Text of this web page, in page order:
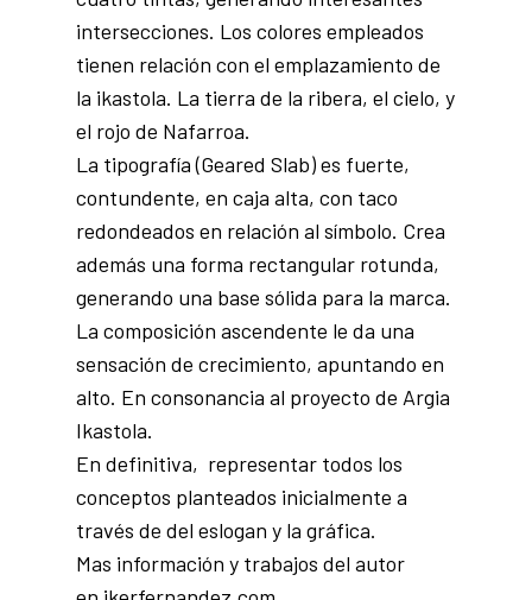
intersecciones. Los colores empleados
tienen relación con el emplazamiento de
la ikastola. La tierra de la ribera, el cielo, y
el rojo de Nafarroa.
La tipografía (Geared Slab) es fuerte,
contundente, en caja alta, con taco
redondeados en relación al símbolo. Crea
además una forma rectangular rotunda,
generando una base sólida para la marca.
La composición ascendente le da una
sensación de crecimiento, apuntando en
alto. En consonancia al proyecto de Argia
Ikastola.
En definitiva, representar todos los
conceptos planteados inicialmente a
través de del eslogan y la gráfica.
Mas información y trabajos del autor